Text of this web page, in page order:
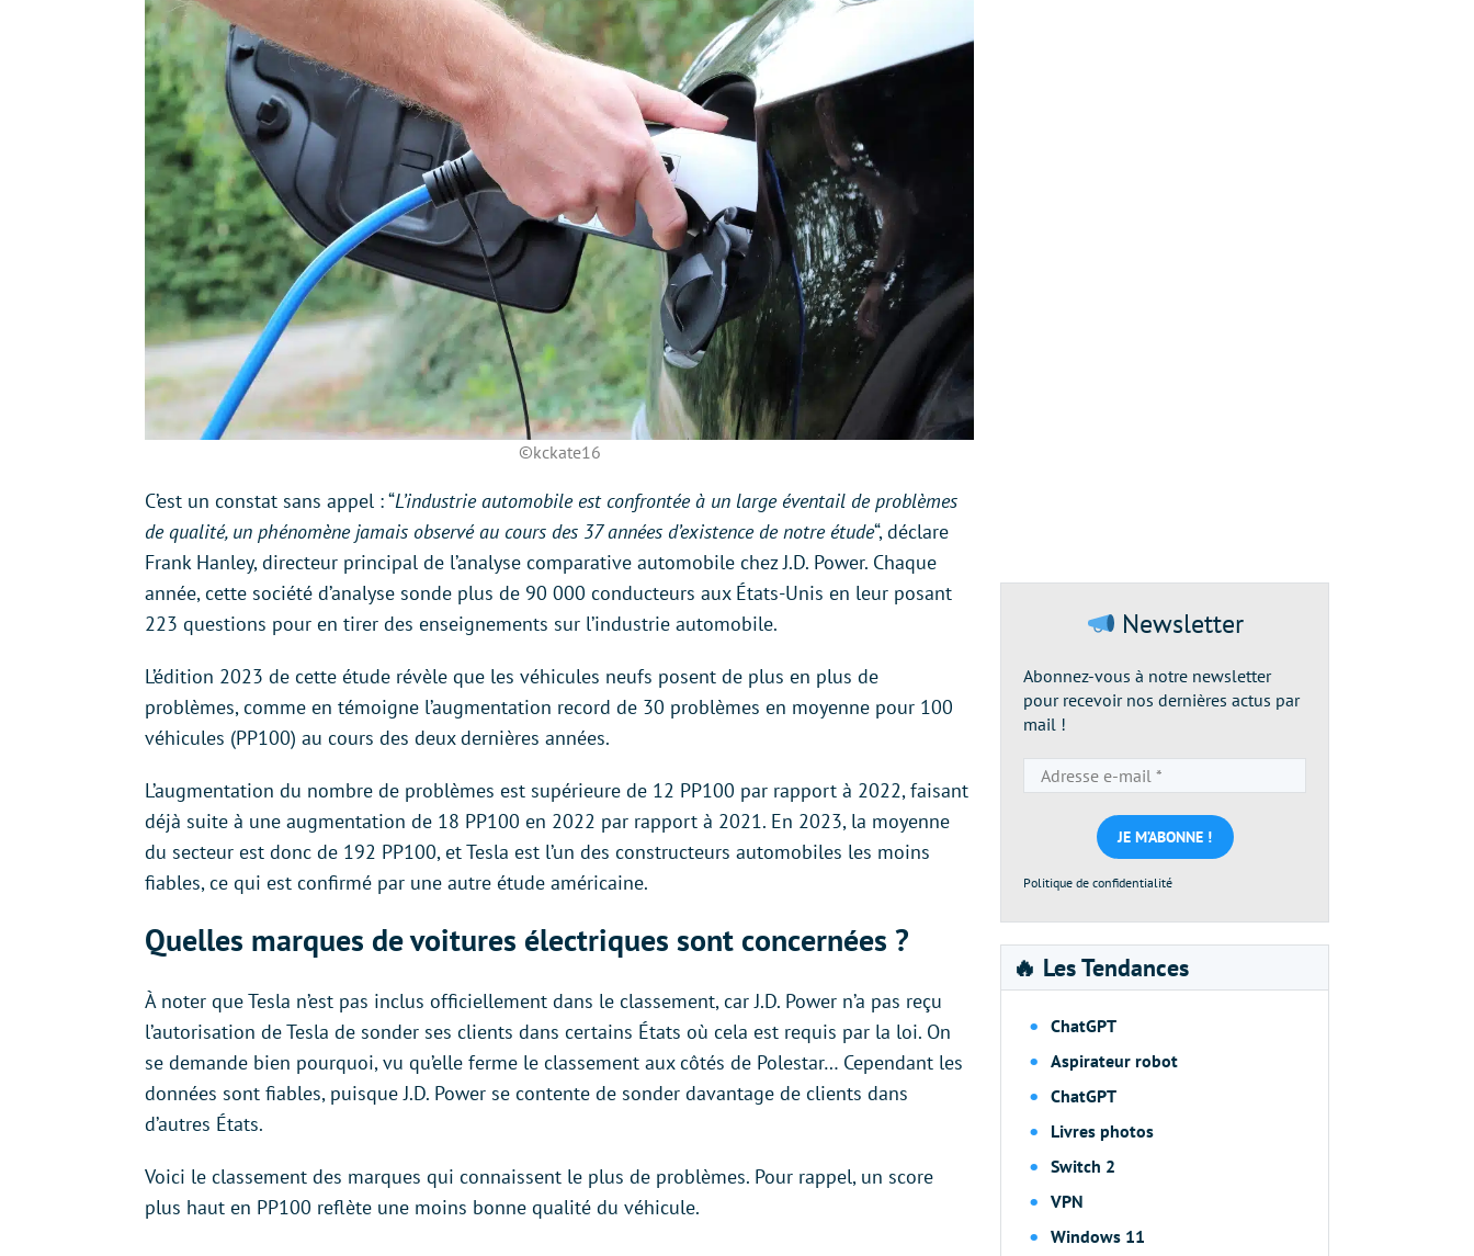
©kckate16
C’est un constat sans appel : “L’industrie automobile est confrontée à un large éventail de problèmes
de qualité, un phénomène jamais observé au cours des 37 années d’existence de notre étude“, déclare
Frank Hanley, directeur principal de l’analyse comparative automobile chez J.D. Power. Chaque
année, cette société d’analyse sonde plus de 90 000 conducteurs aux États-Unis en leur posant
223 questions pour en tirer des enseignements sur l’industrie automobile.
L’édition 2023 de cette étude révèle que les véhicules neufs posent de plus en plus de
problèmes, comme en témoigne l’augmentation record de 30 problèmes en moyenne pour 100
véhicules (PP100) au cours des deux dernières années.
L’augmentation du nombre de problèmes est supérieure de 12 PP100 par rapport à 2022, faisant
déjà suite à une augmentation de 18 PP100 en 2022 par rapport à 2021. En 2023, la moyenne
du secteur est donc de 192 PP100, et Tesla est l’un des constructeurs automobiles les moins
fiables, ce qui est confirmé par une autre étude américaine.
Quelles marques de voitures électriques sont concernées ?
À noter que Tesla n’est pas inclus officiellement dans le classement, car J.D. Power n’a pas reçu
l’autorisation de Tesla de sonder ses clients dans certains États où cela est requis par la loi. On
se demande bien pourquoi, vu qu’elle ferme le classement aux côtés de Polestar… Cependant les
données sont fiables, puisque J.D. Power se contente de sonder davantage de clients dans
d’autres États.
Voici le classement des marques qui connaissent le plus de problèmes. Pour rappel, un score
plus haut en PP100 reflète une moins bonne qualité du véhicule.
Newsletter
Abonnez-vous à notre newsletter
pour recevoir nos dernières actus par
mail !
e-
mail
*
Politique de confidentialité
🔥 Les Tendances
ChatGPT
Aspirateur robot
ChatGPT
Livres photos
Switch 2
VPN
Windows 11